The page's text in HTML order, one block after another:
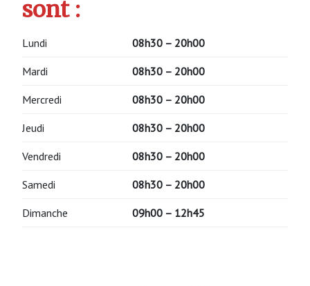
sont :
Lundi 08h30 – 20h00
Mardi 08h30 – 20h00
Mercredi 08h30 – 20h00
Jeudi 08h30 – 20h00
Vendredi 08h30 – 20h00
Samedi 08h30 – 20h00
Dimanche 09h00 – 12h45